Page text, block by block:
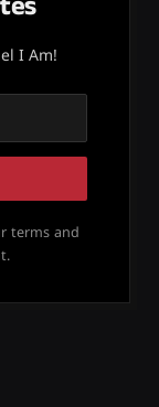
I Am!
terms and